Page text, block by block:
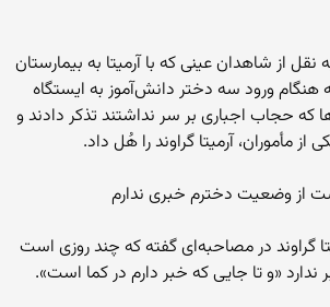
نقل از شاهدان عینی که با آرمیتا به بیمارستان
هنگام ورود سه دختر دانش‌آموز به ایستگاه
که حجاب اجباری بر سر نداشتند تذکر دادند و
مأموران، آرمیتا گراوند را هُل داد.
از وضعیت دخترم خبری ندارم
گراوند در مصاحبه‌ای گفته که چند روزی است
«و تا جایی که خبر دارم در کما است».